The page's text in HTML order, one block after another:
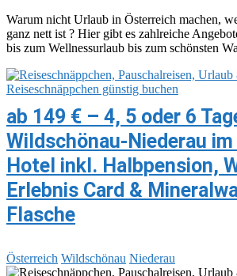
Warum nicht Urlaub in Österreich machen,
ganz nett ist ? Hier gibt es zahlreiche
bis zum Wellnessurlaub bis zum schönsten
ab 149 € – 4, 5 oder 6
Wildschönau-Niederau
Hotel inkl. Halbpension,
Erlebnis Card &
Flasche
Österreich Wildschönau Niederau